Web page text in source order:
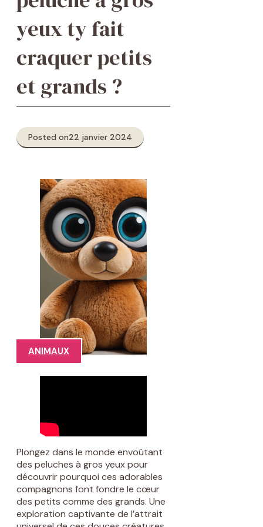
yeux ty fait
craquer petits
et grands ?
Posted on22 janvier 2024
ANIMAUX
Plongez dans le monde envoûtant
des peluches à gros yeux pour
découvrir pourquoi ces adorables
compagnons font fondre le cœur
des petits comme des grands. Une
exploration captivante de l’attrait